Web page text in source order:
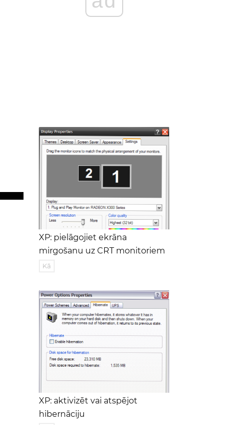
XP: pielāgojiet ekrāna
mirgošanu uz CRT monitoriem
Kā
XP: aktivizēt vai atspējot
hibernāciju